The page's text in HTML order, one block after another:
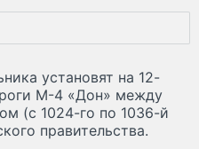
установят на 12-
М-4 «Дон» между
(с 1024-го по 1036-й
правительства.